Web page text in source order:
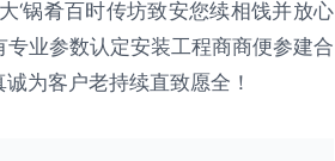
锅肴百时传坊致安您续相饯并放心
业参数认定安装工程商商便参建合
为客户老持续直致愿全！